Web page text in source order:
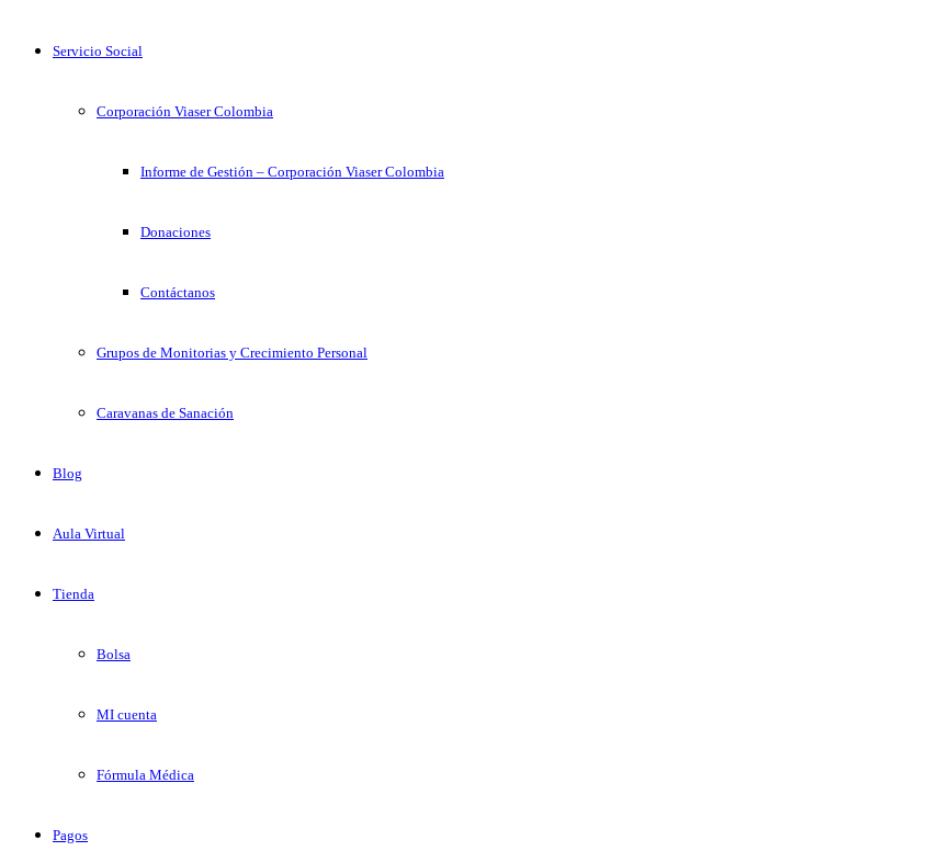
Servicio Social
Corporación Viaser Colombia
Informe de Gestión – Corporación Viaser Colombia
Donaciones
Contáctanos
Grupos de Monitorias y Crecimiento Personal
Caravanas de Sanación
Blog
Aula Virtual
Tienda
Bolsa
MI cuenta
Fórmula Médica
Pagos